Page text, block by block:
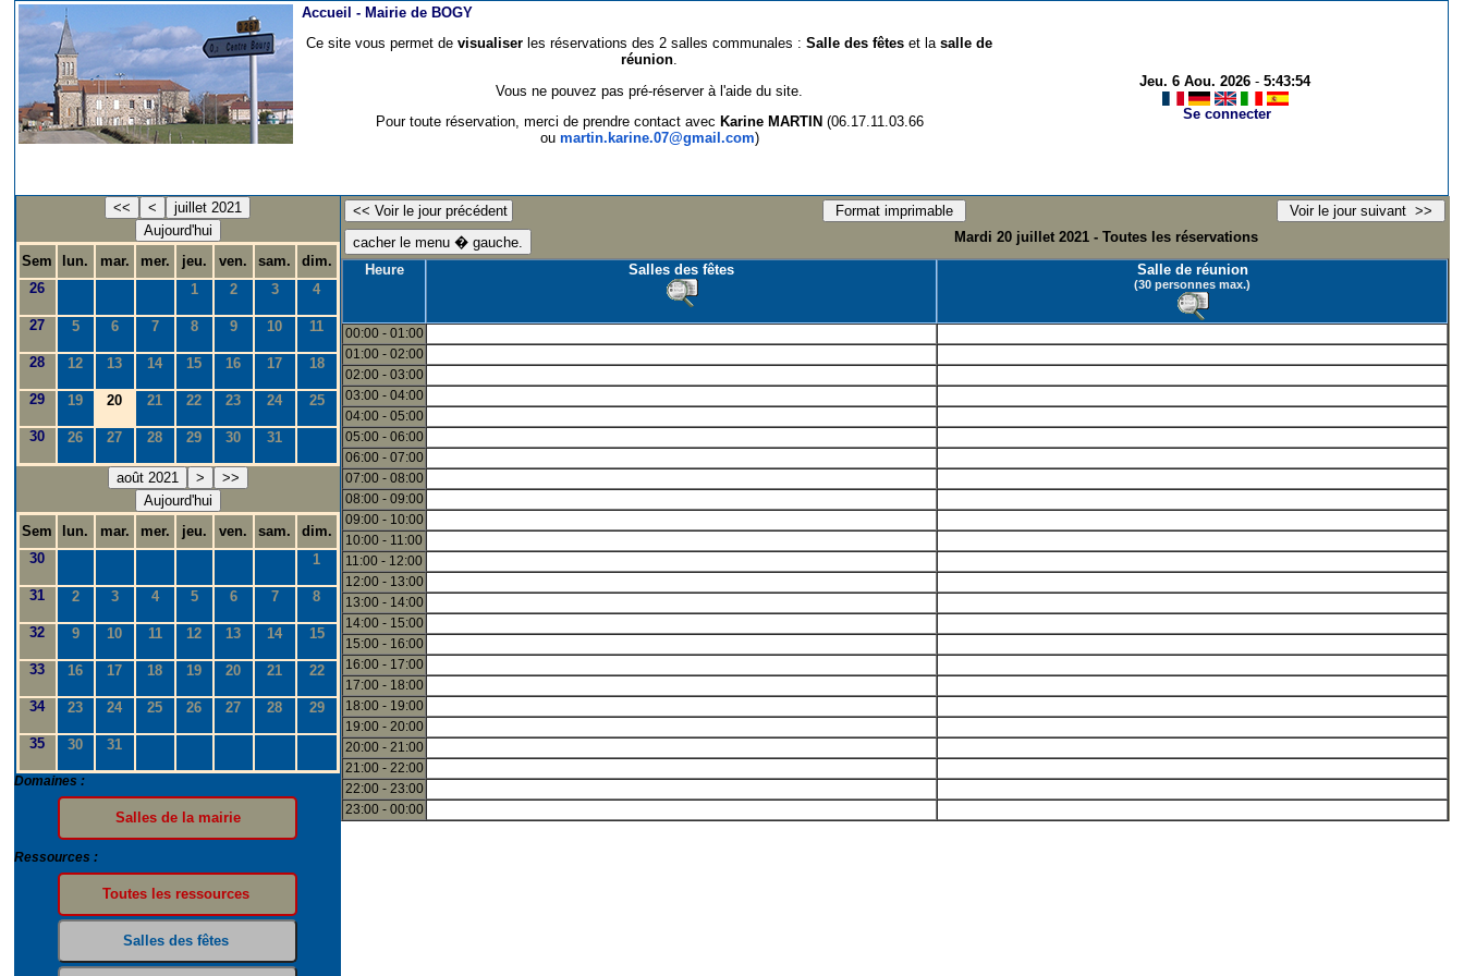
Accueil - Mairie de BOGY
Ce site vous permet devisualiser les réservations des 2 salles communales :Salle des fêtes et lasalle de
réunion.
Vous ne pouvez pas pré-réserver à l'aide du site.
Pour toute réservation, merci de prendre contact avec Karine MARTIN (06.17.11.03.66
ou martin.karine.07@gmail.com)
Jeu. 6 Aou. 2026 -5:43:54
Se connecter
<< <
juillet 2021
Aujourd'hui
Sem
lun. mar. mer. jeu. ven. sam.
dim.
26
1 2 3 4
27 5 6 7 8 9 10 11
28 12 13 14 15 16 17 18
29 19 20 21 22 23 24 25
30 26 27 28 29 30 31
août 2021 >
>>
Aujourd'hui
Sem
lun. mar. mer. jeu. ven. sam.
dim.
30
1
31 2 3 4 5 6 7 8
32 9 10 11 12 13 14 15
33 16 17 18 19 20 21 22
34 23 24 25 26 27 28 29
35 30 31
Domaines :
Ressources :
Mardi 20 juillet 2021 - Toutes les réservations
Heure
Salles des fêtes Salle de réunion
(30 personnes max.)
00:00 - 01:00
01:00 - 02:00
02:00 - 03:00
03:00 - 04:00
04:00 - 05:00
05:00 - 06:00
06:00 - 07:00
07:00 - 08:00
08:00 - 09:00
09:00 - 10:00
10:00 - 11:00
11:00 - 12:00
12:00 - 13:00
13:00 - 14:00
14:00 - 15:00
15:00 - 16:00
16:00 - 17:00
17:00 - 18:00
18:00 - 19:00
19:00 - 20:00
20:00 - 21:00
21:00 - 22:00
22:00 - 23:00
23:00 - 00:00